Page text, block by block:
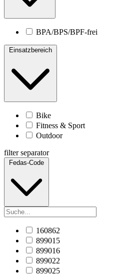
BPA/BPS/BPF-frei
Einsatzbereich
Bike
Fitness & Sport
Outdoor
filter separator
Fedas-Code
160862
899015
899016
899022
899025